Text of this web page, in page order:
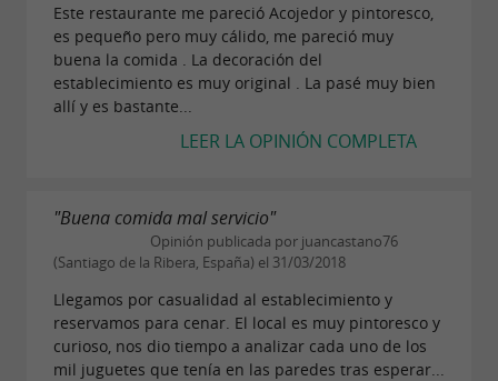
Este restaurante me pareció Acojedor y pintoresco,
es pequeño pero muy cálido, me pareció muy
buena la comida . La decoración del
establecimiento es muy original . La pasé muy bien
allí y es bastante...
LEER LA OPINIÓN COMPLETA
"Buena comida mal servicio"
Opinión publicada por juancastano76
(Santiago de la Ribera, España) el 31/03/2018
Llegamos por casualidad al establecimiento y
reservamos para cenar. El local es muy pintoresco y
curioso, nos dio tiempo a analizar cada uno de los
mil juguetes que tenía en las paredes tras esperar...